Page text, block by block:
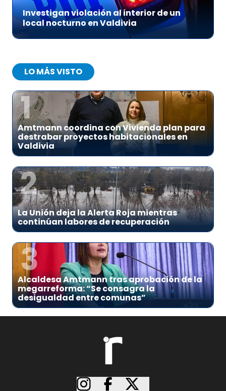
Investigan violación al interior de un
local nocturno en Valdivia
LO MÁS VISTO
1
Amtmann coordina con Vivienda plan para
destrabar proyectos habitacionales en
Valdivia
2
La Unión deja la Alerta Roja mientras
continúan labores de recuperación
3
Alcaldesa Amtmann tras aprobación de la
megarreforma: “Se consagra la
desigualdad entre comunas”